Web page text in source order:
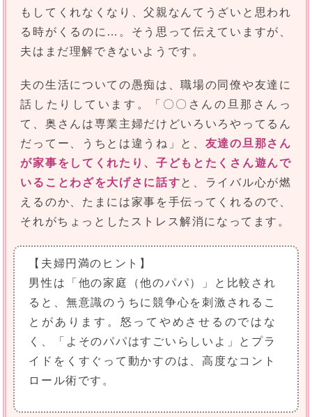
もしてくれなくなり、父親なんてうざいと思われ
る時がくるのに…。そう思って伝えていますが、
夫はまだ理解できないようです。
夫の生活についての愚痴は、職場の同僚や友達に
話したりしています。「〇〇さんの旦那さんっ
て、奥さんは専業主婦だけどいろいろやってるん
だってー、うちとは違うね」と、 友達の旦那さん
が家事をしてくれたり、子どもとたくさん遊んで
いることわざを大げさに話すと、ライバル心が燃
えるのか、たまには家事を手伝ってくれるので、
それがちょっとしたストレス解消になってます。
【夫婦円満のヒント】
男性は「他の家庭（他のパパ）」と比較され
ると、無意識のうちに競争心を刺激されるこ
とがあります。怒ってやめさせるのではな
く、「よそのパパはすごいらしいよ」とプラ
イドをくすぐって動かすのは、高度なコント
ロール術です。